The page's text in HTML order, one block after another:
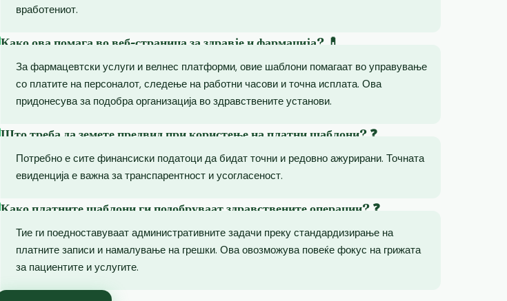
вработениот.
Како ова помага во веб-страница за здравје и фармација? 💊
За фармацевтски услуги и велнес платформи, овие шаблони помагаат во управување
со платите на персоналот, следење на работни часови и точна исплата. Ова
придонесува за подобра организација во здравствените установи.
Што треба да земете предвид при користење на платни шаблони? ❓
Потребно е сите финансиски податоци да бидат точни и редовно ажурирани. Точната
евиденција е важна за транспарентност и усогласеност.
Како платните шаблони ги подобруваат здравствените операции? ❓
Тие ги поедноставуваат административните задачи преку стандардизирање на
платните записи и намалување на грешки. Ова овозможува повеќе фокус на грижата
за пациентите и услугите.